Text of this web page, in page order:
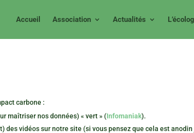
Accueil Association Actualités
carbone :
maîtriser nos données) « vert » (Infomaniak).
des vidéos sur notre site (si vous pensez que cela est anodin